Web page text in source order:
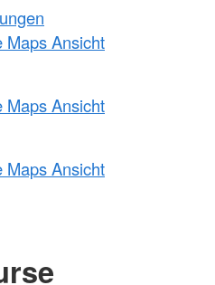
Maps Ansicht
Maps Ansicht
Maps Ansicht